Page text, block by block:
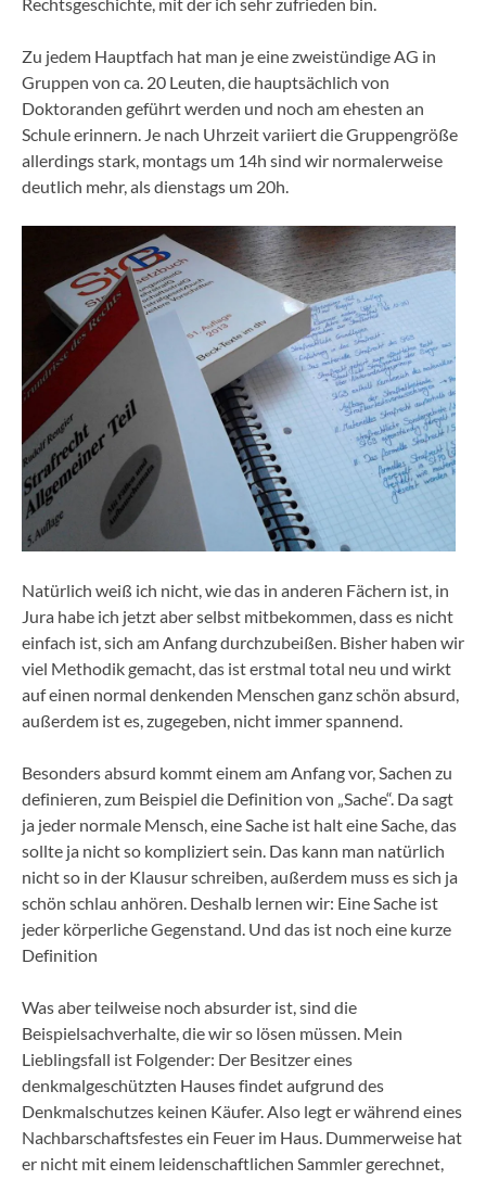
Rechtsgeschichte, mit der ich sehr zufrieden bin.
Zu jedem Hauptfach hat man je eine zweistündige AG in
Gruppen von ca. 20 Leuten, die hauptsächlich von
Doktoranden geführt werden und noch am ehesten an
Schule erinnern. Je nach Uhrzeit variiert die Gruppengröße
allerdings stark, montags um 14h sind wir normalerweise
deutlich mehr, als dienstags um 20h.
Natürlich weiß ich nicht, wie das in anderen Fächern ist, in
Jura habe ich jetzt aber selbst mitbekommen, dass es nicht
einfach ist, sich am Anfang durchzubeißen. Bisher haben wir
viel Methodik gemacht, das ist erstmal total neu und wirkt
auf einen normal denkenden Menschen ganz schön absurd,
außerdem ist es, zugegeben, nicht immer spannend.
Besonders absurd kommt einem am Anfang vor, Sachen zu
definieren, zum Beispiel die Definition von „Sache“. Da sagt
ja jeder normale Mensch, eine Sache ist halt eine Sache, das
sollte ja nicht so kompliziert sein. Das kann man natürlich
nicht so in der Klausur schreiben, außerdem muss es sich ja
schön schlau anhören. Deshalb lernen wir: Eine Sache ist
jeder körperliche Gegenstand. Und das ist noch eine kurze
Definition
Was aber teilweise noch absurder ist, sind die
Beispielsachverhalte, die wir so lösen müssen. Mein
Lieblingsfall ist Folgender: Der Besitzer eines
denkmalgeschützten Hauses findet aufgrund des
Denkmalschutzes keinen Käufer. Also legt er während eines
Nachbarschaftsfestes ein Feuer im Haus. Dummerweise hat
er nicht mit einem leidenschaftlichen Sammler gerechnet,